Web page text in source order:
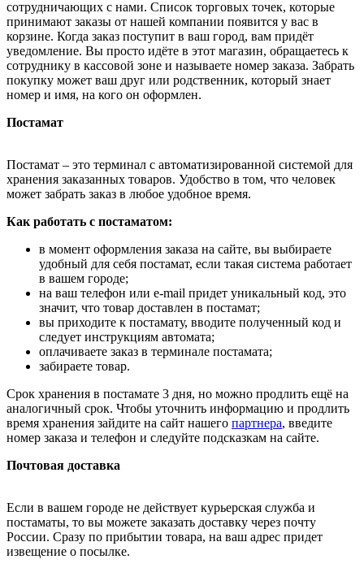
сотрудничающих с нами. Список торговых точек, которые
принимают заказы от нашей компании появится у вас в
корзине. Когда заказ поступит в ваш город, вам придёт
уведомление. Вы просто идёте в этот магазин, обращаетесь к
сотруднику в кассовой зоне и называете номер заказа. Забрать
покупку может ваш друг или родственник, который знает
номер и имя, на кого он оформлен.
Постамат
Постамат – это терминал с автоматизированной системой для
хранения заказанных товаров. Удобство в том, что человек
может забрать заказ в любое удобное время.
Как работать с постаматом:
в момент оформления заказа на сайте, вы выбираете
удобный для себя постамат, если такая система работает
в вашем городе;
на ваш телефон или e-mail придет уникальный код, это
значит, что товар доставлен в постамат;
вы приходите к постамату, вводите полученный код и
следует инструкциям автомата;
оплачиваете заказ в терминале постамата;
забираете товар.
Срок хранения в постамате 3 дня, но можно продлить ещё на
аналогичный срок. Чтобы уточнить информацию и продлить
время хранения зайдите на сайт нашего партнера, введите
номер заказа и телефон и следуйте подсказкам на сайте.
Почтовая доставка
Если в вашем городе не действует курьерская служба и
постаматы, то вы можете заказать доставку через почту
России. Сразу по прибытии товара, на ваш адрес придет
извещение о посылке.